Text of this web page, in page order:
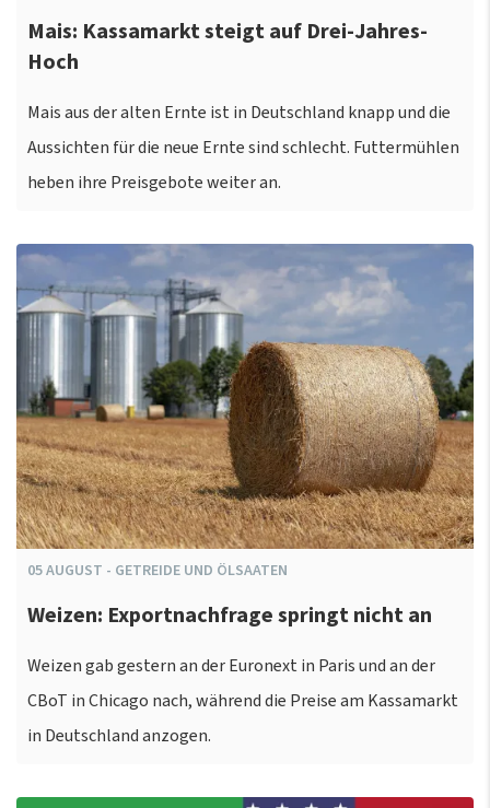
Mais: Kassamarkt steigt auf Drei-Jahres-
Hoch
Mais aus der alten Ernte ist in Deutschland knapp und die
Aussichten für die neue Ernte sind schlecht. Futtermühlen
heben ihre Preisgebote weiter an.
05AUGUST - GETREIDE UND ÖLSAATEN
Weizen: Exportnachfrage springt nicht an
Weizen gab gestern an der Euronext in Paris und an der
CBoT in Chicago nach, während die Preise am Kassamarkt
in Deutschland anzogen.